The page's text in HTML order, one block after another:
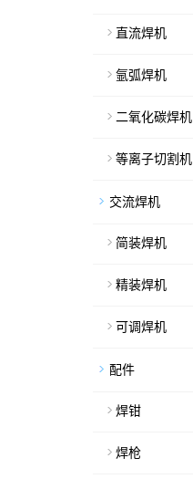
直流焊机
氩弧焊机
二氧化碳焊机
等离子切割机
交流焊机
简装焊机
精装焊机
可调焊机
配件
焊钳
焊枪